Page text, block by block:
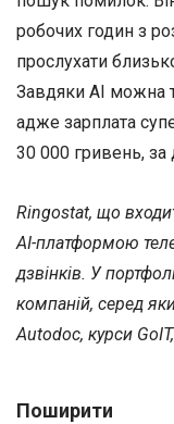
робочих годин з
прослухати
Завдяки AI можна
адже зарплата
30 000 гривень, за
Ringostat, що
AI-платформою
дзвінків. У
компаній, серед
Autodoc, курси
Поширити